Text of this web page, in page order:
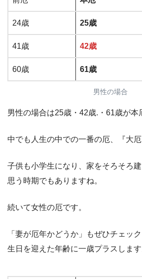
24歳 25歳
41歳 42歳
60歳 61歳
男性の場合
男性の場合は25歳・42歳.・61歳が本
中でも人生の中での一番の厄、『大
子供も小学生になり、家をそろそろ
思う時期でもありますね。
続いて女性の厄です。
「妻が厄年かどうか」もぜひチェッ
生日を迎えた年齢に一歳プラスします